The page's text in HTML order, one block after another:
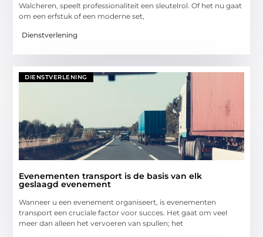
Walcheren, speelt professionaliteit een sleutelrol. Of het nu gaat
om een erfstuk of een moderne set,
Dienstverlening
DIENSTVERLENING
Evenementen transport is de basis van elk
geslaagd evenement
Wanneer u een evenement organiseert, is evenementen
transport een cruciale factor voor succes. Het gaat om veel
meer dan alleen het vervoeren van spullen; het